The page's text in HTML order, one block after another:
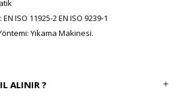
ISO 11925-2 EN ISO 9239-1
Yıkama Makinesi.
ALINIR ?